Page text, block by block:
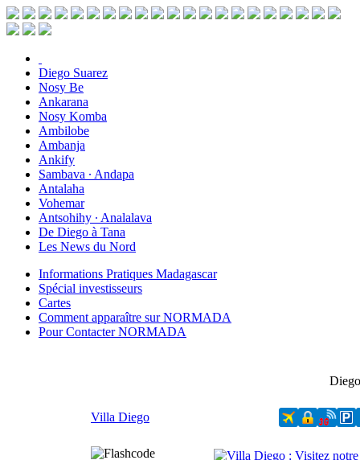
Diego Suarez
Nosy Be
Ankarana
Nosy Komba
Ambilobe
Ambanja
Ankify
Sambava ∙ Andapa
Antalaha
Vohemar
Antsohihy ∙ Analalava
De Diego à Tana
Les News du Nord
Informations Pratiques Madagascar
Spécial investisseurs
Cartes
Comment apparaître sur NORMADA
Pour Contacter NORMADA
Villa Diego